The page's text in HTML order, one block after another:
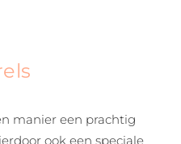
manier een prachtig
ook een speciale